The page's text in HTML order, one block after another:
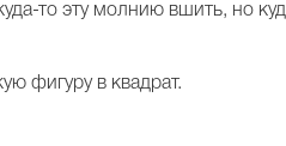
то эту молнию вшить, но
фигуру в квадрат.